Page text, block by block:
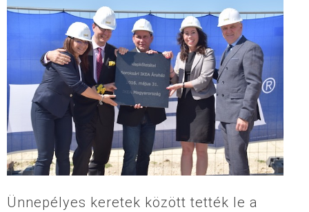
Ünnepélyes keretek között tették le a